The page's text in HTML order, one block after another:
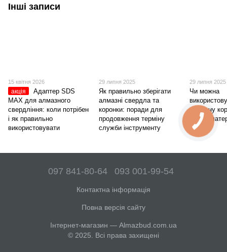
Інші записи
15 квітня 2026
акція
Адаптер SDS
MAX для алмазного
свердління: коли потрібен
і як правильно
використовувати
29 липня 2025
Як правильно зберігати
алмазні свердла та
коронки: поради для
продовження терміну
служби інструменту
29 липня 2025
Чи можна
алмазну
різних
097 841-80-64 093 001-99-54
Контактна інформація
Повна версія сайту
Інтернет-магазин — Almazbud.com.ua
© 2025. Всі права захищені